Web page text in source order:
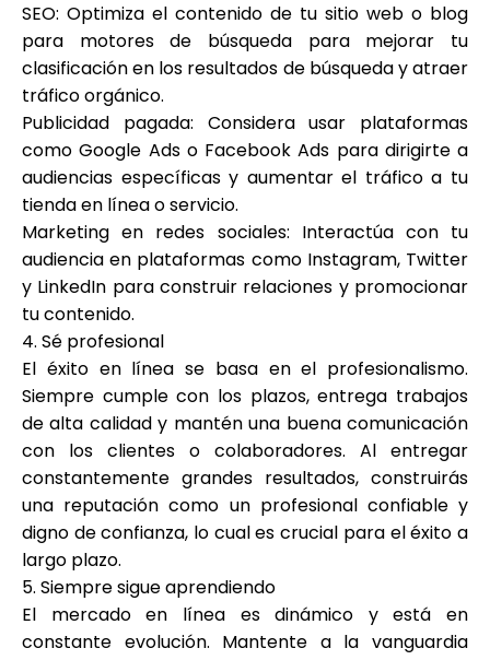
SEO: Optimiza el contenido de tu sitio web o blog
para motores de búsqueda para mejorar tu
clasificación en los resultados de búsqueda y atraer
tráfico orgánico.
Publicidad pagada: Considera usar plataformas
como Google Ads o Facebook Ads para dirigirte a
audiencias específicas y aumentar el tráfico a tu
tienda en línea o servicio.
Marketing en redes sociales: Interactúa con tu
audiencia en plataformas como Instagram, Twitter
y LinkedIn para construir relaciones y promocionar
tu contenido.
4. Sé profesional
El éxito en línea se basa en el profesionalismo.
Siempre cumple con los plazos, entrega trabajos
de alta calidad y mantén una buena comunicación
con los clientes o colaboradores. Al entregar
constantemente grandes resultados, construirás
una reputación como un profesional confiable y
digno de confianza, lo cual es crucial para el éxito a
largo plazo.
5. Siempre sigue aprendiendo
El mercado en línea es dinámico y está en
constante evolución. Mantente a la vanguardia